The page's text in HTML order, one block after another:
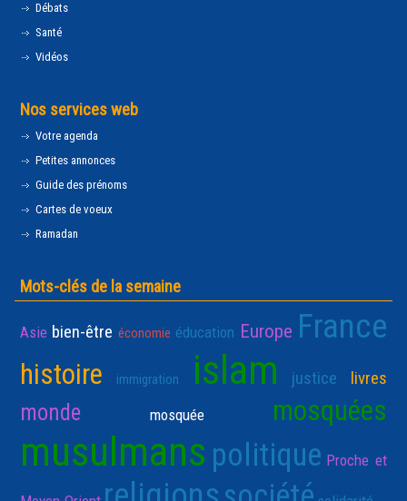
Débats
Santé
Vidéos
Nos services web
Votre agenda
Petites annonces
Guide des prénoms
Cartes de voeux
Ramadan
Mots-clés de la semaine
Asie bien-être économie éducation Europe France
histoire immigration islam justice livres
monde mosquée mosquées
musulmans politique Proche et